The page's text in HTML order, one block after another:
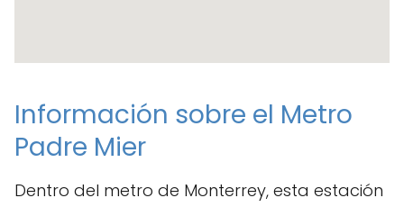
Información sobre el Metro
Padre Mier
Dentro del metro de Monterrey, esta estación